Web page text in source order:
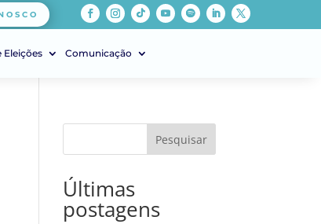
Eleições Comunicação
Pesquisar
Últimas
postagens